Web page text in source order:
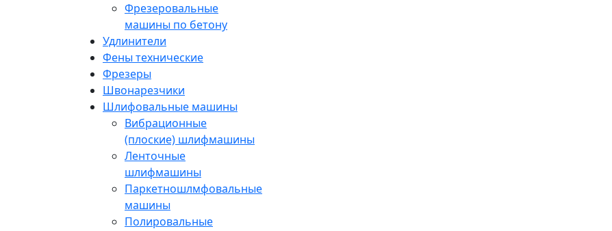
Фрезеровальные
машины по бетону
Удлинители
Фены технические
Фрезеры
Швонарезчики
Шлифовальные машины
Вибрационные
(плоские) шлифмашины
Ленточные
шлифмашины
Паркетношлмфовальные
машины
Полировальные